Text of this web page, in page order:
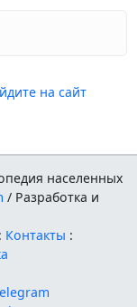
на сайт
населенных
/ Разработка и
: Контакты :